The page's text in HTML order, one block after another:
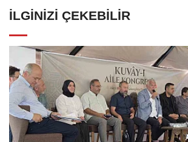
İLGINIZI ÇEKEBILIR